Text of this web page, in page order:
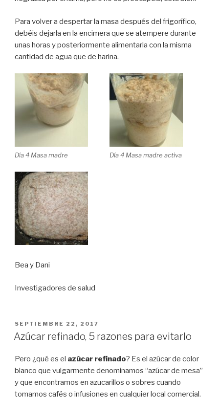
Para volver a despertar la masa después del frigorífico,
debéis dejarla en la encimera que se atempere durante
unas horas y posteriormente alimentarla con la misma
cantidad de agua que de harina.
Día 4 Masa madre Día 4 Masa madre activa
Bea y Dani
Investigadores de salud
PUBLICADO
EL
SEPTIEMBRE 22, 2017
Azúcar refinado, 5 razones para evitarlo
Pero ¿qué es el azúcar refinado? Es el azúcar de color
blanco que vulgarmente denominamos “azúcar de mesa”
y que encontramos en azucarillos o sobres cuando
tomamos cafés o infusiones en cualquier local comercial.